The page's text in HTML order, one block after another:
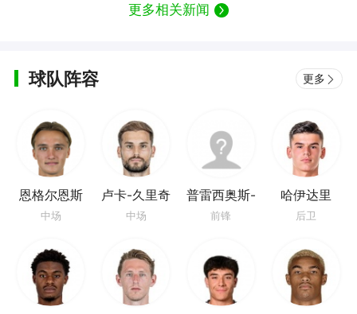
更多相关新闻
球队阵容 更多
恩格尔恩斯
中场
卢卡-久里奇
中场
普雷西奥斯-
本杰明
前锋
哈伊达里
后卫